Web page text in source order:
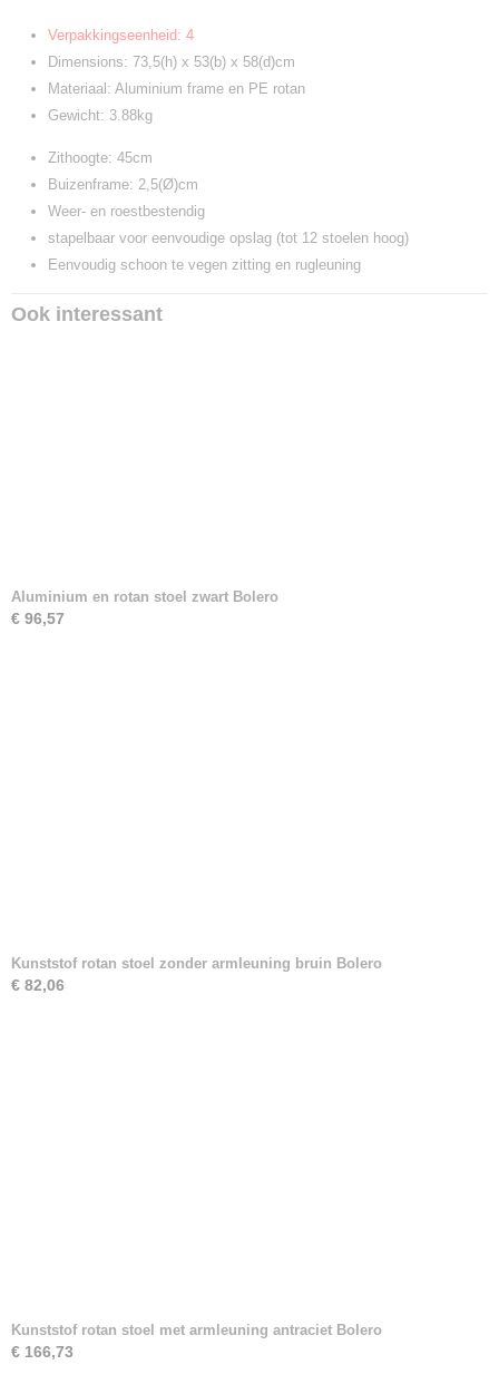
Verpakkingseenheid: 4
Dimensions: 73,5(h) x 53(b) x 58(d)cm
Materiaal: Aluminium frame en PE rotan
Gewicht: 3.88kg
Zithoogte: 45cm
Buizenframe: 2,5(Ø)cm
Weer- en roestbestendig
stapelbaar voor eenvoudige opslag (tot 12 stoelen hoog)
Eenvoudig schoon te vegen zitting en rugleuning
Ook interessant
Aluminium en rotan stoel zwart Bolero
€ 96,57
Kunststof rotan stoel zonder armleuning bruin Bolero
€ 82,06
Kunststof rotan stoel met armleuning antraciet Bolero
€ 166,73